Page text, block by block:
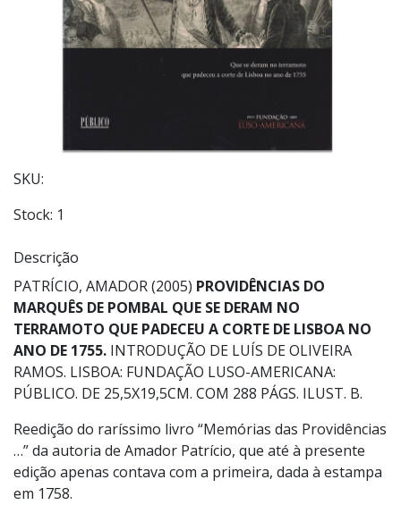
SKU:
Stock: 1
Descrição
PATRÍCIO, AMADOR (2005) PROVIDÊNCIAS DO
MARQUÊS DE POMBAL QUE SE DERAM NO
TERRAMOTO QUE PADECEU A CORTE DE LISBOA NO
ANO DE 1755. INTRODUÇÃO DE LUÍS DE OLIVEIRA
RAMOS. LISBOA: FUNDAÇÃO LUSO-AMERICANA:
PÚBLICO. DE 25,5X19,5CM. COM 288 PÁGS. ILUST. B.
Reedição do raríssimo livro “Memórias das Providências
…” da autoria de Amador Patrício, que até à presente
edição apenas contava com a primeira, dada à estampa
em 1758.